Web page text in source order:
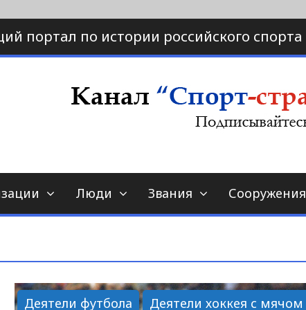
портал по истории российского спорта
страна.ру
по истории спорта
Люди Звания Сооружения
Деятели футбола
Деятели хоккея с мячом